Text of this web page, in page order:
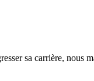
sa carrière, nous